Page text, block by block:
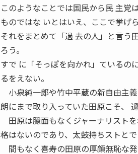
このようなことでは国民から民 主
ものではな いとはいえ、ここで挙げ
それをまとめて「過 去の人」と言う
ろう。
すで に「そっぽを向かれ」ているの
るをえない。
小泉純一郎や竹中平蔵の新自由主
朗にまで取り入っていた田原こそ、
田原は臆面もなくジャーナリスト
格はないのであり、太鼓持ちストと
間もなく喜寿の田原の厚顔無恥な